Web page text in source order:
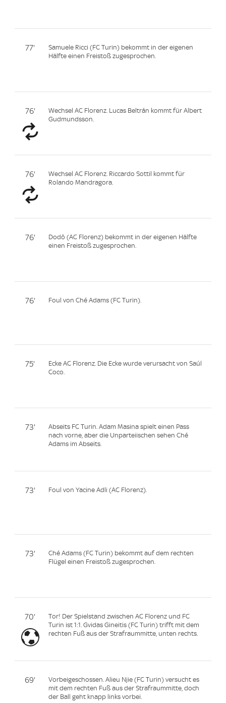
77'
Samuele Ricci (FC Turin) bekommt in der eigenen
Hälfte einen Freistoß zugesprochen.
76'
Wechsel AC Florenz. Lucas Beltrán kommt für Albert
Gudmundsson.
76'
Wechsel AC Florenz. Riccardo Sottil kommt für
Rolando Mandragora.
76'
Dodô (AC Florenz) bekommt in der eigenen Hälfte
einen Freistoß zugesprochen.
76' Foul von Ché Adams (FC Turin).
75'
Ecke AC Florenz. Die Ecke wurde verursacht von Saúl
Coco.
73'
Abseits FC Turin. Adam Masina spielt einen Pass
nach vorne, aber die Unparteiischen sehen Ché
Adams im Abseits.
73' Foul von Yacine Adli (AC Florenz).
73'
Ché Adams (FC Turin) bekommt auf dem rechten
Flügel einen Freistoß zugesprochen.
70'
Tor! Der Spielstand zwischen AC Florenz und FC
Turin ist 1:1. Gvidas Gineitis (FC Turin) trifft mit dem
rechten Fuß aus der Strafraummitte, unten rechts.
69'
Vorbeigeschossen. Alieu Njie (FC Turin) versucht es
mit dem rechten Fuß aus der Strafraummitte, doch
der Ball geht knapp links vorbei.